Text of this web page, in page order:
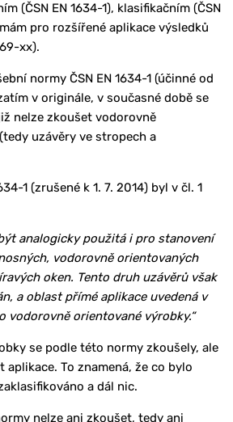
(ČSN EN 1634-1), klasifikačním (ČSN
pro rozšířené aplikace výsledků
xx).
normy ČSN EN 1634-1 (účinné od
v originále, v současné době se
nelze zkoušet vodorovně
uzávěry ve stropech a
1 (zrušené k 1. 7. 2014) byl v čl. 1
analogicky použitá i pro stanovení
vodorovně orientovaných
oken. Tento druh uzávěrů však
a oblast přímé aplikace uvedená v
vodorovně orientované výrobky.“
se podle této normy zkoušely, ale
aplikace. To znamená, že co bylo
a dál nic.
nelze ani zkoušet, tedy ani